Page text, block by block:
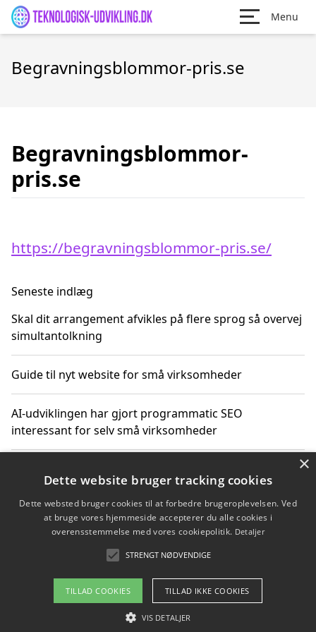
Menu
Begravningsblommor-pris.se
Begravningsblommor-
pris.se
https://begravningsblommor-pris.se/
Seneste indlæg
Skal dit arrangement afvikles på flere sprog så overvej
simultantolkning
Guide til nyt website for små virksomheder
AI-udviklingen har gjort programmatic SEO
interessant for selv små virksomheder
virksomheder
Sådan har udviklingen inden for genbrug af elektronik
Copyright 2026 - Pilanto Aps
Om / kontakt
×
Dette website bruger tracking cookies
Dette websted bruger cookies til at forbedre brugeroplevelsen. Ved
at bruge vores hjemmeside accepterer du alle cookies i
overensstemmelse med vores cookiepolitik. Detaljer
STRENGT NØDVENDIGE
TILLAD COOKIES TILLAD IKKE COOKIES
VIS DETALJER